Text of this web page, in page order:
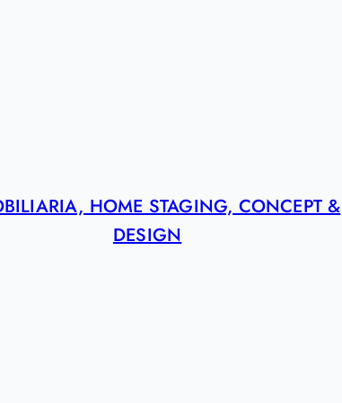
HOME STAGING, CONCEPT &
DESIGN